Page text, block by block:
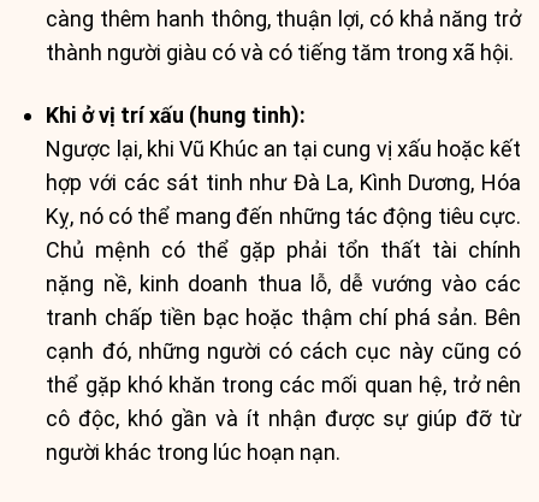
càng thêm hanh thông, thuận lợi, có khả năng trở
thành người giàu có và có tiếng tăm trong xã hội.
Khi ở vị trí xấu (hung tinh):
Ngược lại, khi Vũ Khúc an tại cung vị xấu hoặc kết
hợp với các sát tinh như Đà La, Kình Dương, Hóa
Kỵ, nó có thể mang đến những tác động tiêu cực.
Chủ mệnh có thể gặp phải tổn thất tài chính
nặng nề, kinh doanh thua lỗ, dễ vướng vào các
tranh chấp tiền bạc hoặc thậm chí phá sản. Bên
cạnh đó, những người có cách cục này cũng có
thể gặp khó khăn trong các mối quan hệ, trở nên
cô độc, khó gần và ít nhận được sự giúp đỡ từ
người khác trong lúc hoạn nạn.